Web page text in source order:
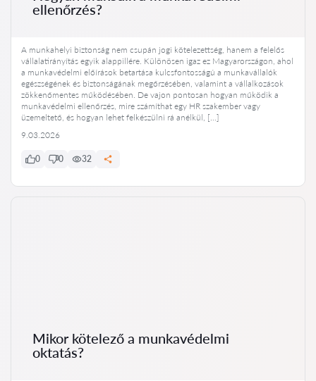
ellenőrzés?
A munkahelyi biztonság nem csupán jogi kötelezettség, hanem a felelős
vállalatirányítás egyik alappillére. Különösen igaz ez Magyarországon, ahol
a munkavédelmi előírások betartása kulcsfontosságú a munkavállalók
egészségének és biztonságának megőrzésében, valamint a vállalkozások
zökkenőmentes működésében. De vajon pontosan hogyan működik a
munkavédelmi ellenőrzés, mire számíthat egy HR szakember vagy
üzemeltető, és hogyan lehet felkészülni rá anélkül, […]
9.03.2026
0 0 32
Mikor kötelező a munkavédelmi
oktatás?